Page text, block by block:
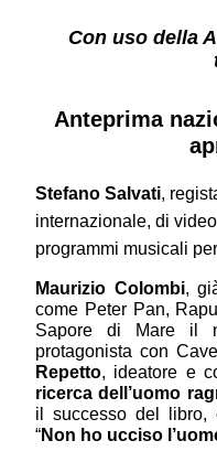
Con uso della
Anteprima
Stefano Salvati,
internazionale, di
programmi musicali
Maurizio Colombi,
come Peter Pan,
Sapore di Mare il
protagonista con
Repetto, ideatore e
ricerca dell’uomo
il successo del libro,
“Non ho ucciso